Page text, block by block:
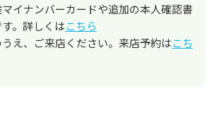
イナンバーカードや追加の本人確認書
。詳しくはこちら
え、ご来店ください。来店予約はこち